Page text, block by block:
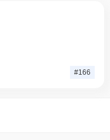
#166